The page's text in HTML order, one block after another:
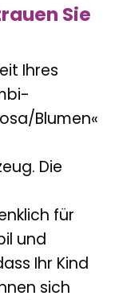
Sie
Ihres
Blumen«
Die
für
und
Ihr Kind
sich